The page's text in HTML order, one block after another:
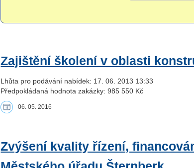
Zajištění školení v oblasti
Lhůta pro podávání nabídek: 17. 06. 2013 13:33
Předpokládaná hodnota zakázky: 985 550 Kč
06. 05. 2016
Zvýšení kvality řízení,